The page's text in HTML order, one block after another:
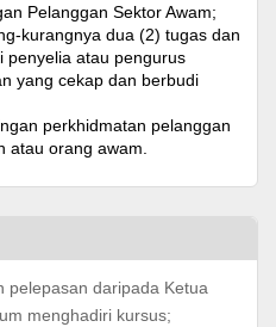
Pelanggan Sektor Awam;
kurangnya dua (2) tugas dan
penyelia atau pengurus
yang cekap dan berbudi
perkhidmatan pelanggan
atau orang awam.
pelepasan daripada Ketua
menghadiri kursus;